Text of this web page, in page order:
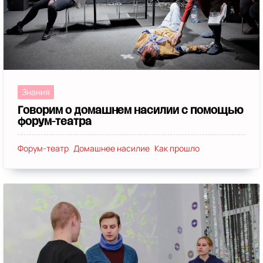
Природа(3) Персанальныя дадзеныя(3)
Kids-friendly(3) Коммуникация(3)
Іншыя гісторыі(3) Феминитивы(3) Сексизм(3)
Буллинг(3) Доступность(3) Студент_ки(3)
Бодипозитив
Евреи(2)
Люди без слуха(2) Живая Библиотека(2) РХП(2)
БАР(2) Общественные обсуждения(2)
Булимия(2) АКР(2) Язычество(2) Рома(2)
Веганство Выгорание(2)
Нейроатипичность
Бизнес(2)
Стигма(2) Навіны(2) Поддержка(2)
Деколониальность(2) Мифы Интерсекс(2)
Налоги
(2) Родительство Кэнселинг(2)
Знания
Говорим о домашнем насилии с помощью
форум-театра
Форум-театр Домашнее насилие Как прошло